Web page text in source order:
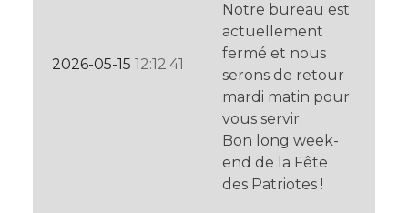
2026-05-15 12:12:41
Notre bureau est
actuellement
fermé et nous
serons de retour
mardi matin pour
vous servir.
Bon long week-
end de la Fête
des Patriotes !